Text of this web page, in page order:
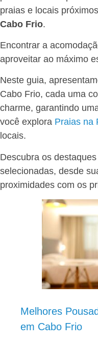
praias e locais
Cabo Frio.
Encontrar a
aproveitar ao máximo
Neste guia,
Cabo Frio, cada uma
charme, garantindo
você explora Praias na
locais.
Descubra os
selecionadas, desde
proximidades com os
Melhores
em Cabo Frio